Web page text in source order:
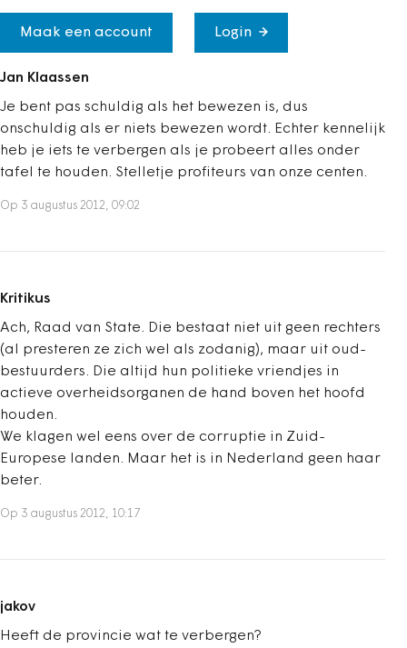
Maak een account Login
Jan Klaassen
Je bent pas schuldig als het bewezen is, dus
onschuldig als er niets bewezen wordt. Echter kennelijk
heb je iets te verbergen als je probeert alles onder
tafel te houden. Stelletje profiteurs van onze centen.
Op 3 augustus 2012, 09:02
Kritikus
Ach, Raad van State. Die bestaat niet uit geen rechters
(al presteren ze zich wel als zodanig), maar uit oud-
bestuurders. Die altijd hun politieke vriendjes in
actieve overheidsorganen de hand boven het hoofd
houden.
We klagen wel eens over de corruptie in Zuid-
Europese landen. Maar het is in Nederland geen haar
beter.
Op 3 augustus 2012, 10:17
jakov
Heeft de provincie wat te verbergen?